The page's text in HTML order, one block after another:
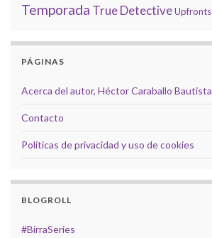
Temporada True DetectiveUpfronts
PÁGINAS
Acerca del autor, Héctor Caraballo Bautista
Contacto
Políticas de privacidad y uso de cookies
BLOGROLL
#BirraSeries